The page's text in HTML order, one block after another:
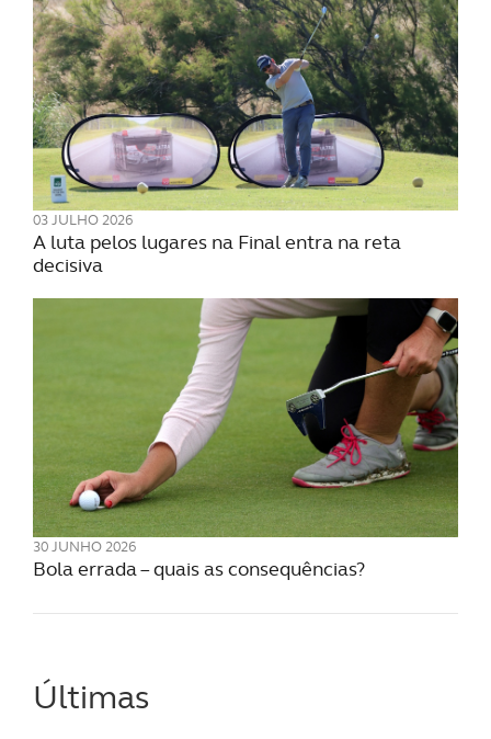
03 JULHO 2026
A luta pelos lugares na Final entra na reta
decisiva
30 JUNHO 2026
Bola errada – quais as consequências?
Últimas